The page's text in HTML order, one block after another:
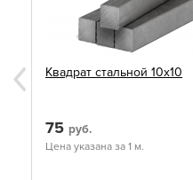
Квадрат стальной 10х10
75 руб.
Цена указана за 1 м.